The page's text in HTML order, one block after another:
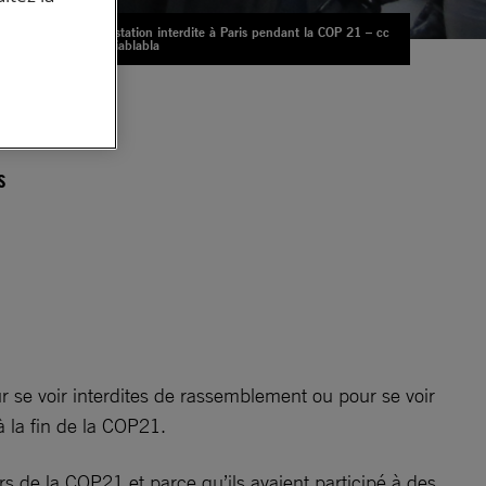
Manifestation interdite à Paris pendant la COP 21 – cc
– laetitiablabla
se voir interdites de rassemblement ou pour se voir
la fin de la COP21.